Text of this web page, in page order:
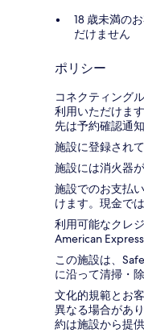
18 歳未満の
だけません
ポリシー
コネクティング
利用いただけま
先は予約確認通
施設に登録され
施設には消火器
施設でのお支払
けます。現金で
利用可能なクレ
American
この施設は、
に沿って清掃・
文化的規範とお
異なる場合があ
約は施設から提